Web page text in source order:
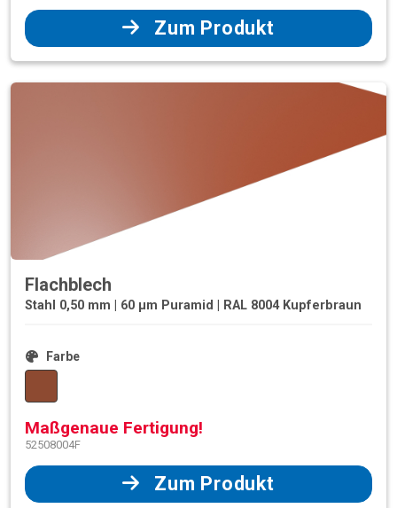
Zum Produkt
Flachblech
Stahl 0,50 mm | 60 µm Puramid | RAL 8004 Kupferbraun
Farbe
Maßgenaue Fertigung!
52508004F
Zum Produkt